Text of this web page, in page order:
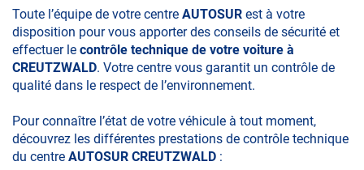
Toute l’équipe de votre centre AUTOSUR est à votre
disposition pour vous apporter des conseils de sécurité et
effectuer le contrôle technique de votre voiture à
CREUTZWALD. Votre centre vous garantit un contrôle de
qualité dans le respect de l’environnement.
Pour connaître l’état de votre véhicule à tout moment,
découvrez les différentes prestations de contrôle technique
du centre AUTOSUR CREUTZWALD :